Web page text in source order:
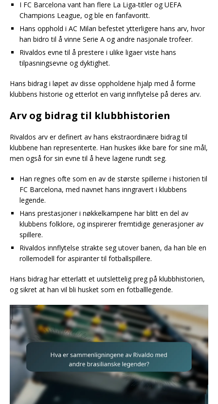
I FC Barcelona vant han flere La Liga-titler og UEFA
Champions League, og ble en fanfavoritt.
Hans opphold i AC Milan befestet ytterligere hans arv, hvor
han bidro til å vinne Serie A og andre nasjonale trofeer.
Rivaldos evne til å prestere i ulike ligaer viste hans
tilpasningsevne og dyktighet.
Hans bidrag i løpet av disse oppholdene hjalp med å forme
klubbens historie og etterlot en varig innflytelse på deres arv.
Arv og bidrag til klubbhistorien
Rivaldos arv er definert av hans ekstraordinære bidrag til
klubbene han representerte. Han huskes ikke bare for sine mål,
men også for sin evne til å heve lagene rundt seg.
Han regnes ofte som en av de største spillerne i historien til
FC Barcelona, med navnet hans inngravert i klubbens
legende.
Hans prestasjoner i nøkkelkampene har blitt en del av
klubbens folklore, og inspirerer fremtidige generasjoner av
spillere.
Rivaldos innflytelse strakte seg utover banen, da han ble en
rollemodell for aspiranter til fotballspillere.
Hans bidrag har etterlatt et uutslettelig preg på klubbhistorien,
og sikret at han vil bli husket som en fotballlegende.